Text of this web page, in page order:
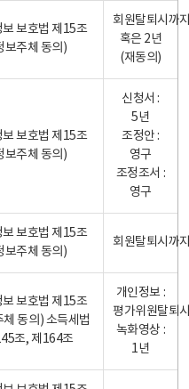
보 보호법 제15조
보주체 동의)
회원탈퇴시까
혹은 2년
(재동의)
보 보호법 제15조
보주체 동의)
신청서 :
5년
조정안 :
영구
조정조서 :
영구
보 보호법 제15조
보주체 동의)
회원탈퇴시까
보 보호법 제15조
체 동의) 소득세법
조, 제164조
개인정보 :
평가위원탈퇴
녹화영상 :
1년